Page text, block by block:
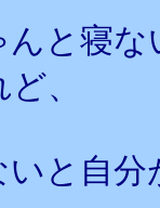
と寝
、
と自